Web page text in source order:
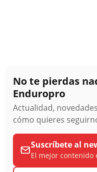
No te pierdas
Enduropro
Actualidad,
cómo quieres
Suscríbete al
El mejor contenido